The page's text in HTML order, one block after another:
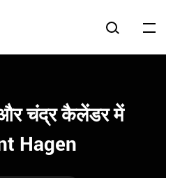
चंद्र कैलेंडर में
Hagen